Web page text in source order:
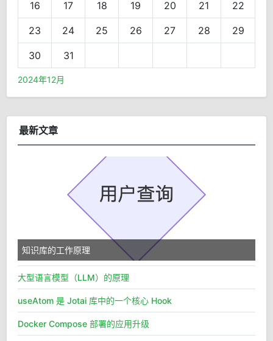
16 17 18 19 20 21 22
23 24 25 26 27 28 29
30 31
2024年12月
最新文章
知识库的工作原理
大型语言模型（LLM）的原理
useAtom 是 Jotai 库中的一个核心 Hook
Docker Compose 部署的应用升级